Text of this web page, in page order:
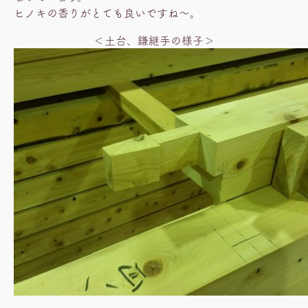
ヒノキの香りがとても良いですね～。
＜土台、鎌継手の様子＞